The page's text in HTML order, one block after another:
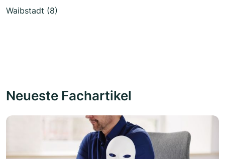
Waibstadt (8)
Neueste Fachartikel